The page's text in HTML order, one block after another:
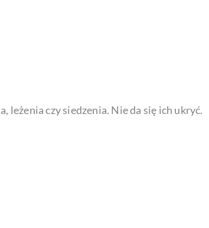
leżenia czy siedzenia. Nie da się ich ukryć.